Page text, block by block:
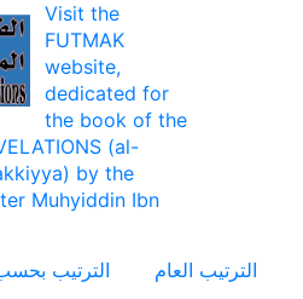
Visit the
FUTMAK
website,
dedicated for
the book of the
(al-
by the
Muhyiddin Ibn
الترتيب العام
الترتيب